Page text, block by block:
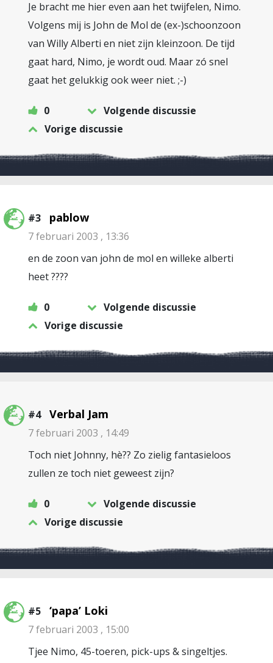
Je bracht me hier even aan het twijfelen, Nimo.
Volgens mij is John de Mol de (ex-)schoonzoon
van Willy Alberti en niet zijn kleinzoon. De tijd
gaat hard, Nimo, je wordt oud. Maar zó snel
gaat het gelukkig ook weer niet. ;-)
0
Volgende discussie
Vorige discussie
#3 pablow
7 februari 2003 , 13:36
en de zoon van john de mol en willeke alberti
heet ????
0
Volgende discussie
Vorige discussie
#4 Verbal Jam
7 februari 2003 , 14:49
Toch niet Johnny, hè?? Zo zielig fantasieloos
zullen ze toch niet geweest zijn?
0
Volgende discussie
Vorige discussie
#5 ‘papa’ Loki
7 februari 2003 , 15:00
Tjee Nimo, 45-toeren, pick-ups & singeltjes.